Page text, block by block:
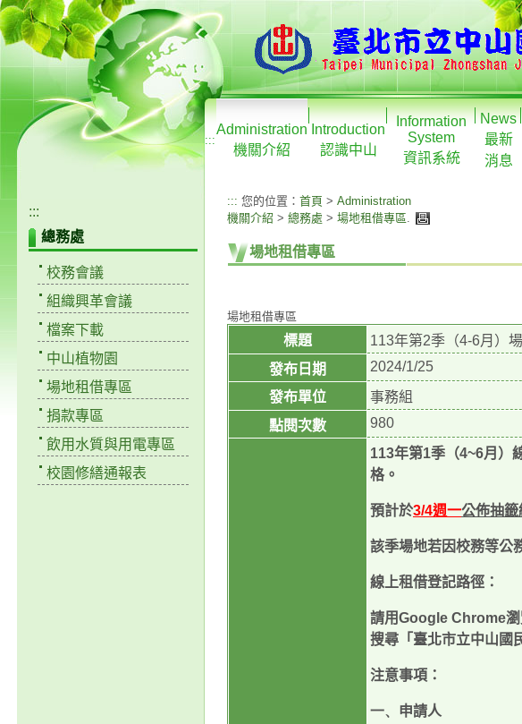
:::
Administration
機關介紹
Introduction
認識中山
Information
System
資訊系統
News
最新
消息
:::
總務處
校務會議
組織興革會議
檔案下載
中山植物園
場地租借專區
捐款專區
飲用水質與用電專區
校園修繕通報表
::: 您的位置： 首頁 > Administration
機關介紹 > 總務處 > 場地租借專區.
場地租借專區
場地租借專區
標題
113年第2季（4-6月）
發布日期
2024/1/25
發布單位
事務組
點閱次數
980
113年第1季（4~6月）
格。
預計於3/4週一公佈抽籤
該季場地若因校務等公
線上租借登記路徑：
請用Google Chrome
搜尋「臺北市立中山國
注意事項：
一、 申請人